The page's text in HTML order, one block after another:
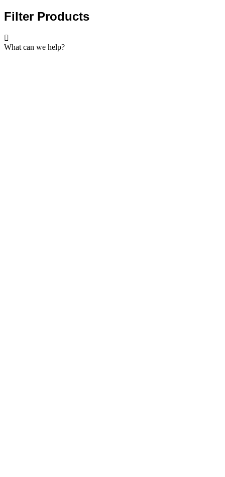
Filter Products
What can we help?